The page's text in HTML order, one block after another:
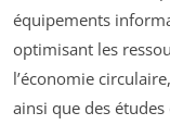
équipements
optimisant les
l’économie
ainsi que des